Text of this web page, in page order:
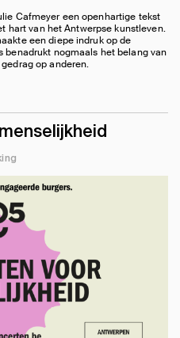
Cafmeyer een openhartige tekst
hart van het Antwerpse kunstleven.
een diepe indruk op de
benadrukt nogmaals het belang van
op anderen.